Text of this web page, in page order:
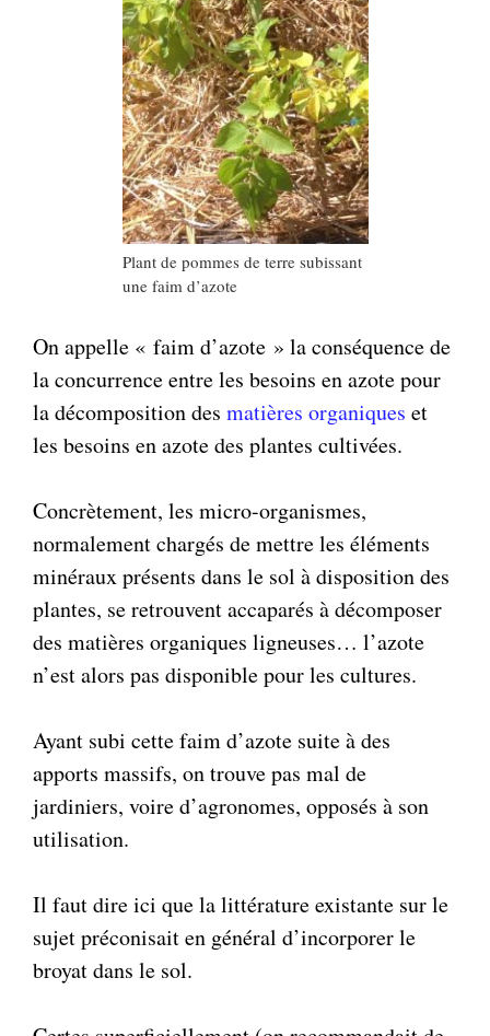
Plant de pommes de terre subissant
une faim d’azote
On appelle « faim d’azote » la conséquence de
la concurrence entre les besoins en azote pour
la décomposition des matières organiques et
les besoins en azote des plantes cultivées.
Concrètement, les micro-organismes,
normalement chargés de mettre les éléments
minéraux présents dans le sol à disposition des
plantes, se retrouvent accaparés à décomposer
des matières organiques ligneuses… l’azote
n’est alors pas disponible pour les cultures.
Ayant subi cette faim d’azote suite à des
apports massifs, on trouve pas mal de
jardiniers, voire d’agronomes, opposés à son
utilisation.
Il faut dire ici que la littérature existante sur le
sujet préconisait en général d’incorporer le
broyat dans le sol.